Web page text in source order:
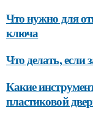
Что нужно для
ключа
Что делать, если
Какие
пластиковой